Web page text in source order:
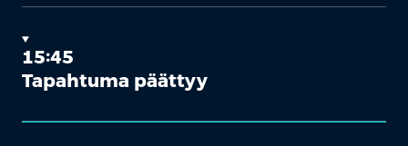
15:45
Tapahtuma päättyy